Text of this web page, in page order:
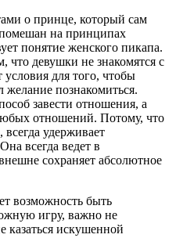
о принце, который сам
на принципах
понятие женского пикапа.
что девушки не знакомятся с
для того, чтобы
познакомиться.
завести отношения, а
отношений. Потому, что
удерживает
всегда ведет в
сохраняет абсолютное
возможность быть
игру, важно не
казаться искушенной